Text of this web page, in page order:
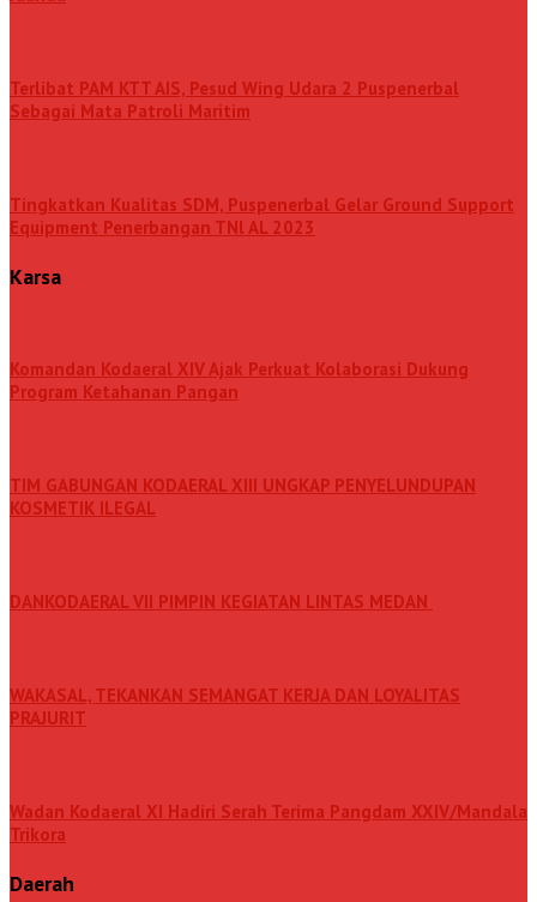
Terlibat PAM KTT AIS, Pesud Wing Udara 2 Puspenerbal
Sebagai Mata Patroli Maritim
Tingkatkan Kualitas SDM, Puspenerbal Gelar Ground Support
Equipment Penerbangan TNl AL 2023
Karsa
Komandan Kodaeral XIV Ajak Perkuat Kolaborasi Dukung
Program Ketahanan Pangan
TIM GABUNGAN KODAERAL XIII UNGKAP PENYELUNDUPAN
KOSMETIK ILEGAL
DANKODAERAL VII PIMPIN KEGIATAN LINTAS MEDAN
WAKASAL, TEKANKAN SEMANGAT KERJA DAN LOYALITAS
PRAJURIT
Wadan Kodaeral XI Hadiri Serah Terima Pangdam XXIV/Mandala
Trikora
Daerah